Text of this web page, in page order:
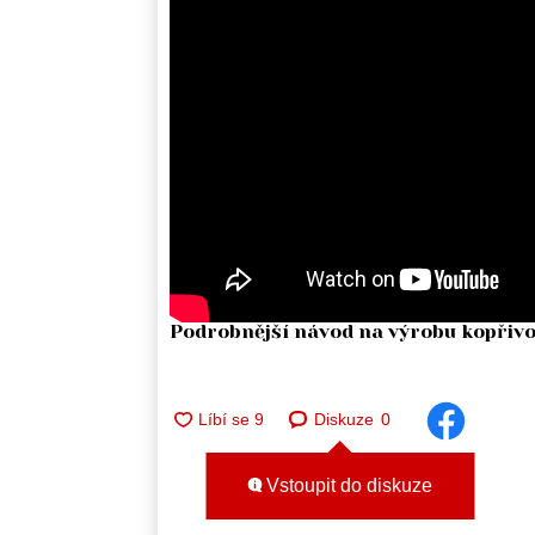
Podrobnější návod na výrobu
Diskuze 0
Vstoupit do diskuze